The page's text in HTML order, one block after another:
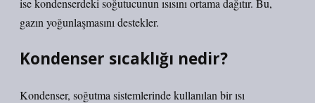
ise kondenserdeki soğutucunun ısısını ortama dağıtır. Bu,
gazın yoğunlaşmasını destekler.
Kondenser sıcaklığı nedir?
Kondenser, soğutma sistemlerinde kullanılan bir ısı